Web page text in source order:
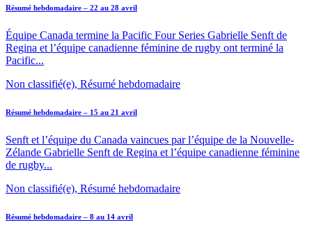
Résumé hebdomadaire – 22 au 28 avril
Équipe Canada termine la Pacific Four Series Gabrielle Senft de
Regina et l’équipe canadienne féminine de rugby ont terminé la
Pacific...
Non classifié(e), Résumé hebdomadaire
Résumé hebdomadaire – 15 au 21 avril
Senft et l’équipe du Canada vaincues par l’équipe de la Nouvelle-
Zélande Gabrielle Senft de Regina et l’équipe canadienne féminine
de rugby...
Non classifié(e), Résumé hebdomadaire
Résumé hebdomadaire – 8 au 14 avril